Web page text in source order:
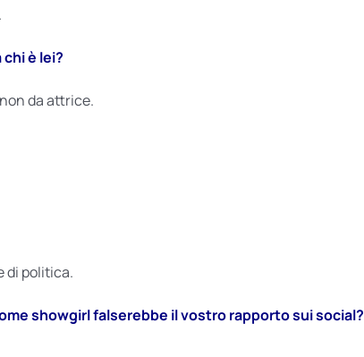
chi è lei?
da attrice.
di politica.
showgirl falserebbe il vostro rapporto sui social?